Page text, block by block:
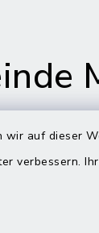
wir auf dieser
verbessern.